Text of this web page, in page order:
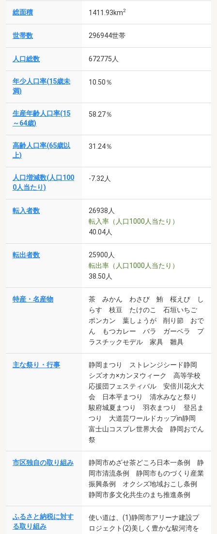
総面積 1411.93km2
世帯数 296944世帯
人口総数 672775人
年少人口率(15歳未
満)
10.50％
生産年齢人口率(15
～64歳)
58.27％
高齢人口率(65歳以
上)
31.24％
人口増減数(人口100
0人当たり)
-7.32人
転入者数
26938人
転入率（人口1000人当たり）
40.04人
転出者数
25900人
転出率（人口1000人当たり）
38.50人
特産・名産物
茶 みかん わさび 鮪 桜えび し
らす 枝豆 たけのこ 石垣いちご
ポンカン 葉しょうが 削り節 おで
ん もつカレー バラ ガーベラ プ
ラスチックモデル 家具 雛具
主な祭り・行事
静岡まつり ストレンジシード静岡
シズオカ×カンヌウィーク 高等学校
応援団フェスティバル 安倍川花火大
会 日本平まつり 清水みなと祭り
駿府城夏まつり 羽衣まつり 登呂ま
つり 大道芸ワールドカップin静岡
富士山コスプレ世界大会 静岡おでん
祭
市区独自の取り組み
静岡市めざせ茶どころ日本一条例 静
岡市清流条例 静岡市ものづくり産業
振興条例 オクシズ地域おこし条例
静岡市多文化共生のまち推進条例
ふるさと納税に対す
る取り組み
使い道は、(1)静岡市アリーナ建設プ
ロジェクト(2)美しく豊かな駿河湾を